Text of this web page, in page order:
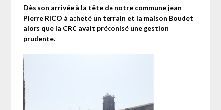
Dès son arrivée à la tête de notre commune jean
Pierre RICO à acheté un terrain et la maison Boudet
alors que la CRC avait préconisé une gestion
prudente.